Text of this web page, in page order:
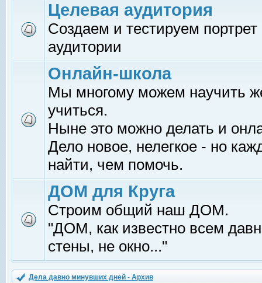
Целевая аудитория
Создаем и тестируем
аудитории
Онлайн-школа
Мы многому можем научить
учиться.
Ныне это можно делать и
Дело новое, нелегкое - но
найти, чем помочь.
ДОМ для Круга
Строим общий наш ДОМ.
"ДОМ, как известно всем
стены, не окно..."
Дела давно минувших дней - Архив